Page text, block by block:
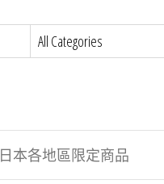
日本各地區限定商品